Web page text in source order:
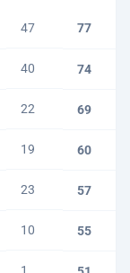
47 77
40 74
22 69
19 60
23 57
10 55